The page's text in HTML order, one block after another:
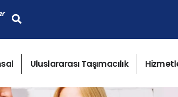
Uluslararası Taşımacılık